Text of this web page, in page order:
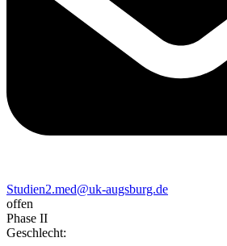
Studien2.med@uk-augsburg.de
offen
Phase II
Geschlecht: